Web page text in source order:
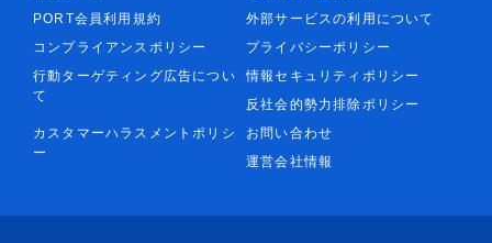
PORT会員利用規約
外部サービスの利用について
コンプライアンスポリシー
プライバシーポリシー
行動ターゲティング広告につい
て
情報セキュリティポリシー
反社会的勢力排除ポリシー
カスタマーハラスメントポリシ
ー
お問い合わせ
運営会社情報